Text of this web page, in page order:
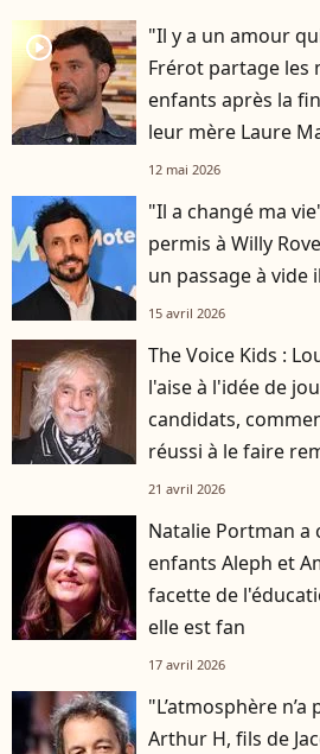
player2
"Il y a un amour
Frérot partage les
enfants après la
leur mère Laure
12 mai 2026
"Il a changé ma
permis à Willy
un passage à vide
15 avril 2026
The Voice Kids :
l'aise à l'idée de
candidats,
réussi à le faire
21 avril 2026
Natalie Portman a
enfants Aleph et
facette de
elle est fan
17 avril 2026
"L’atmosphère
Arthur H, fils de